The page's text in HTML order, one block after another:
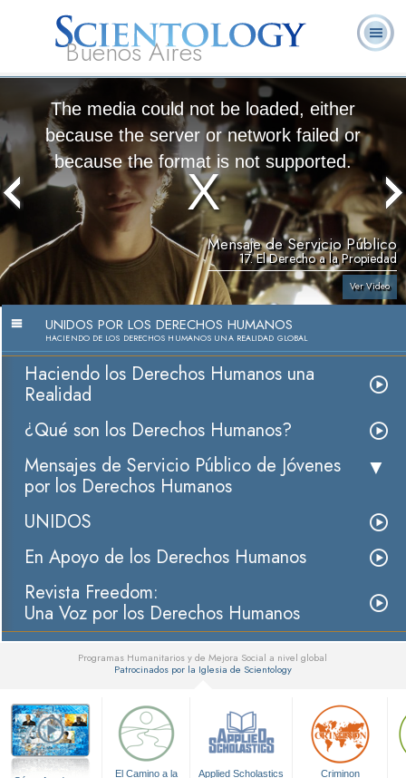
Buenos Aires
Hubbard
¿Qué es
Scientology?
Ministros
Voluntarios
The media could not be loaded, either
because the server or network failed or
because the format is not supported.
Mensaje de Servicio Público
17. El Derecho a la Propiedad
Ver Video
UNIDOS POR LOS DERECHOS HUMANOS
HACIENDO DE LOS DERECHOS HUMANOS UNA REALIDAD GLOBAL
Haciendo los Derechos Humanos una
Realidad
¿Qué son los Derechos Humanos?
Mensajes de Servicio Público de Jóvenes
por los Derechos Humanos
UNIDOS
En Apoyo de los Derechos Humanos
Revista Freedom:
Una Voz por los Derechos Humanos
Programas Humanitarios y de Mejora Social a nivel global
Patrocinados por la Iglesia de Scientology
El Camino a la
Applied Scholastics Criminon